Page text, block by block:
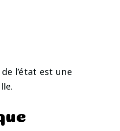
l’état est une